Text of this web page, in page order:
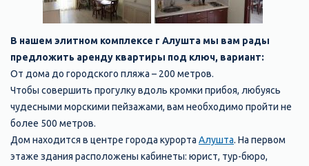
В нашем элитном комплексе г Алушта мы вам рады
предложить аренду квартиры под ключ, вариант:
От дома до городского пляжа – 200 метров.
Чтобы совершить прогулку вдоль кромки прибоя, любуясь
чудесными морскими пейзажами, вам необходимо пройти не
более 500 метров.
Дом находится в центре города курорта Алушта. На первом
этаже здания расположены кабинеты: юрист, тур-бюро,